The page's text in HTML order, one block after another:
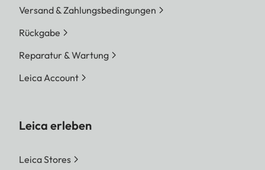
Versand & Zahlungsbedingungen
Rückgabe
Reparatur & Wartung
Leica Account
Leica erleben
Leica Stores